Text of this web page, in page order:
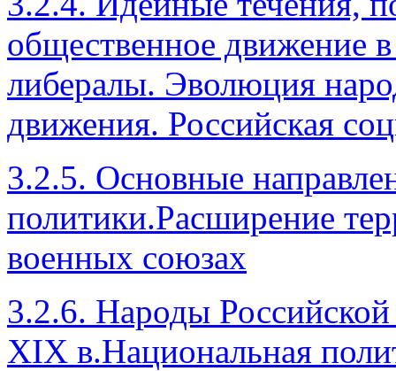
общественное движение
либералы. Эволюция
движения. Российская
3.2.5. Основные
политики.Расширение
военных союзах
3.2.6. Народы
XIX в.Национальная